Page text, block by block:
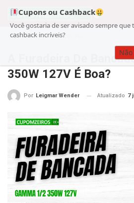
Cupons ou Cashback
Você gostaria de ser avisado sempre
cashback incríveis?
Cupom Guia de Compras
A Furadeira De
350W 127V É Boa?
Por Leigmar Wender Atualizado 7